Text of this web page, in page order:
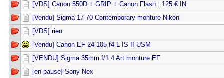
[VDS] Canon 550D + GRIP + Canon Flash : 125 € IN
[Vendu] Sigma 17-70 Contemporary monture Nikon
[VDS] rien
[Vendu] Canon EF 24-105 f4 L IS II USM
[VENDU] Sigma 35mm f/1.4 Art monture EF
[en pause] Sony Nex